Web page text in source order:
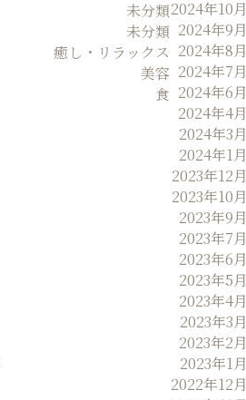
未分類
未分類
癒し・リラックス
美容
食
2024年10月
2024年9月
2024年8月
2024年7月
2024年6月
2024年4月
2024年3月
2024年1月
2023年12月
2023年10月
2023年9月
2023年7月
2023年6月
2023年5月
2023年4月
2023年3月
2023年2月
2023年1月
2022年12月